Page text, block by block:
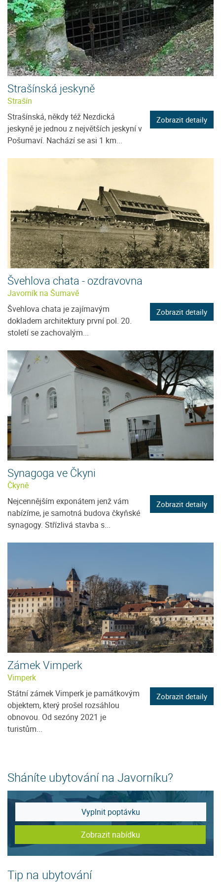
Strašínská jeskyně
Strašín
Strašínská, někdy též Nezdická
jeskyně je jednou z největších jeskyní v
Pošumaví. Nachází se asi 1 km...
Zobrazit detaily
Švehlova chata - ozdravovna
Javorník na Šumavě
Švehlova chata je zajímavým
dokladem architektury první pol. 20.
století se zachovalým...
Zobrazit detaily
Synagoga ve Čkyni
Čkyně
Nejcennějším exponátem jenž vám
nabízíme, je samotná budova čkyňské
synagogy. Střízlivá stavba s...
Zobrazit detaily
Zámek Vimperk
Vimperk
Státní zámek Vimperk je památkovým
objektem, který prošel rozsáhlou
obnovou. Od sezóny 2021 je
turistům...
Zobrazit detaily
Sháníte ubytování na Javorníku?
Vyplnit poptávku
Zobrazit nabídku
Tip na ubytování